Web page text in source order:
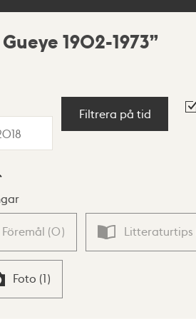
1902-1973
Filtrera på tid
Föremål (0) Litteraturtips
Foto (1)